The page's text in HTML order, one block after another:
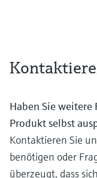
Haben Sie weitere
Produkt selbst
Kontaktieren Sie
benötigen oder
überzeugt, dass